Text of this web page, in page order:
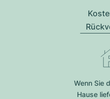
Wenn Sie
Hause